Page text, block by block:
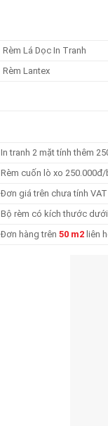
Rèm Lá Dọc In Tranh
Rèm Lantex
In tranh 2 mặt tính thêm
Rèm cuốn lò xo
Đơn giá trên chưa tính VAT
Bộ rèm có kích thước
Đơn hàng trên50 m2 liên